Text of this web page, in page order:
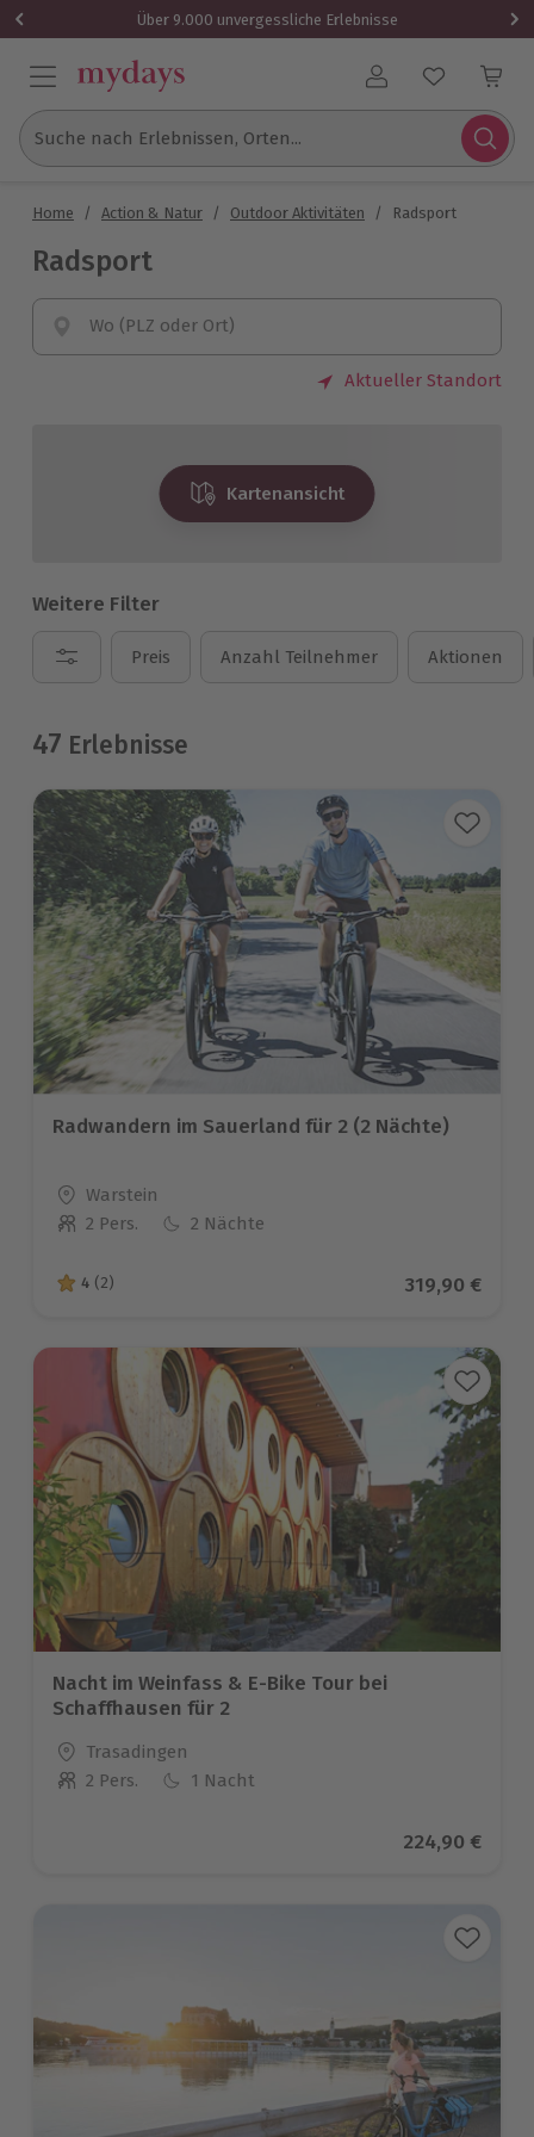
Über 9.000 unvergessliche Erlebnisse
Benutzerkonto
Suche nach Erlebnissen, Orten...
Home / Action & Natur / Outdoor Aktivitäten / Radsport
Radsport
Wo (PLZ oder Ort)
Aktueller Standort
Kartenansicht
Weitere Filter
Preis Anzahl Teilnehmer Aktionen
47 Erlebnisse
Radwandern im Sauerland für 2 (2 Nächte)
Standort
Warstein
Anzahl der Teilnehmer
2 Pers. 2 Nächte
4 von 5 Sternen basierend auf 2 Bewertungen
4 (2) Aktueller
319,90 €
Nacht im Weinfass & E-Bike Tour bei
Schaffhausen für 2
Standort
Trasadingen
Anzahl der Teilnehmer
2 Pers. 1 Nacht
Aktueller
224,90 €